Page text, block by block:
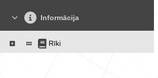
Informācija
Rīki